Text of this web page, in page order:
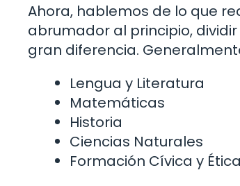
Ahora, hablemos de lo que
abrumador al principio,
gran diferencia.
Lengua y Literatura
Matemáticas
Historia
Ciencias Naturales
Formación Cívica y Ética